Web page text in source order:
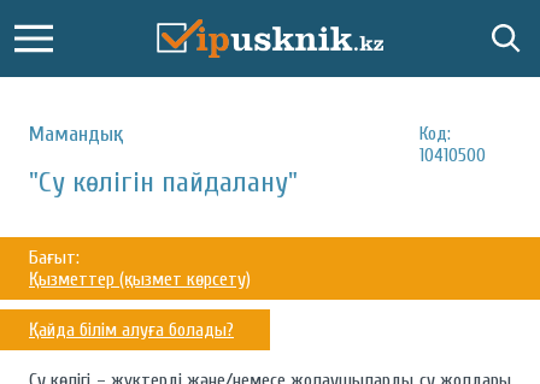
Мамандық:
Код:
10410500
"Су көлігін пайдалану"
Бағыт:
Қызметтер (қызмет көрсету)
Қайда білім алуға болады?